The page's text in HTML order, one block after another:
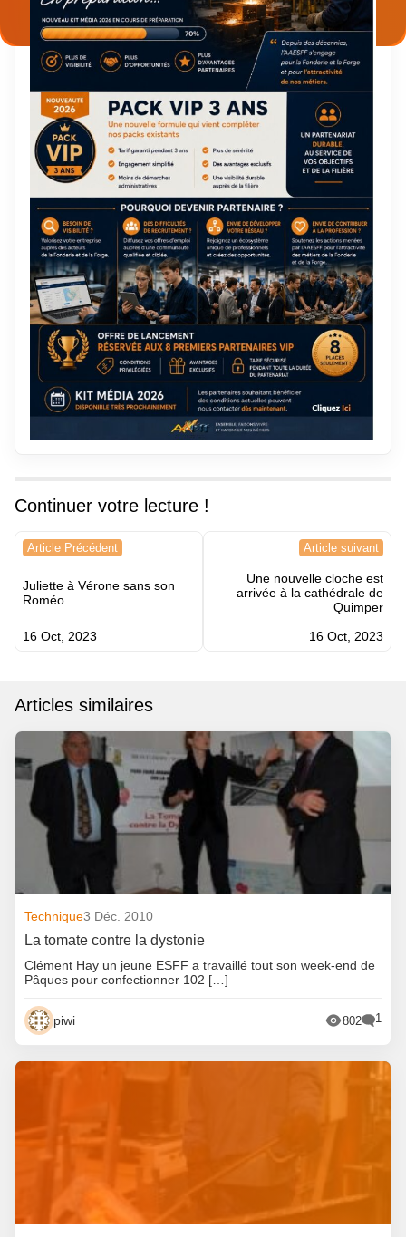
Continuer votre lecture !
Navigation
l’article
Article Précédent
Juliette à Vérone sans son
Roméo
16 Oct, 2023
Article suivant
Une nouvelle cloche est
arrivée à la cathédrale de
Quimper
16 Oct, 2023
Articles similaires
Technique3 Déc. 2010
La tomate contre la dystonie
Clément Hay un jeune ESFF a travaillé tout son week-end de
Pâques pour confectionner 102 […]
piwi 802 1